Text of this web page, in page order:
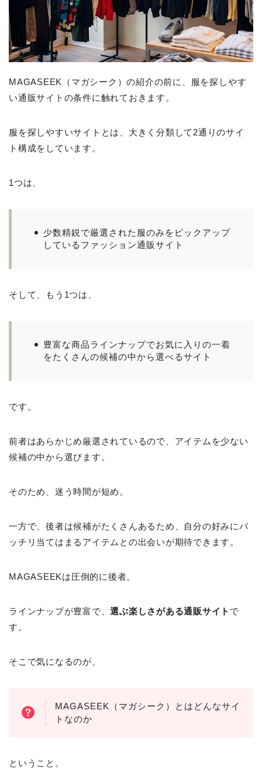
MAGASEEK（マガシーク）の紹介の前に、服を探しやす
い通販サイトの条件に触れておきます。
服を探しやすいサイトとは、大きく分類して2通りのサイ
ト構成をしています。
1つは、
少数精鋭で厳選された服のみをピックアップ
しているファッション通販サイト
そして、もう1つは、
豊富な商品ラインナップでお気に入りの一着
をたくさんの候補の中から選べるサイト
です。
前者はあらかじめ厳選されているので、アイテムを少ない
候補の中から選びます。
そのため、迷う時間が短め。
一方で、後者は候補がたくさんあるため、自分の好みにバ
ッチリ当てはまるアイテムとの出会いが期待できます。
MAGASEEKは圧倒的に後者。
ラインナップが豊富で、選ぶ楽しさがある通販サイト で
す。
そこで気になるのが、
MAGASEEK（マガシーク）とはどんなサイ
トなのか
ということ。